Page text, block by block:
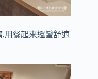
用餐起來還蠻舒適